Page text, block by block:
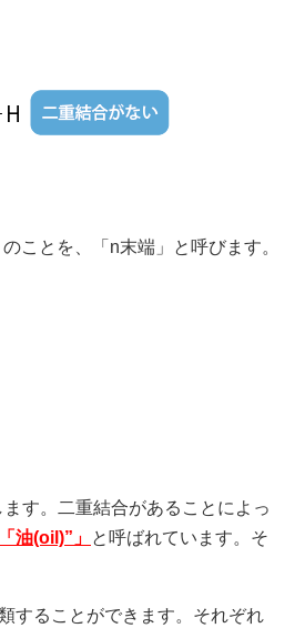
ことを、「n末端」と呼びます。
す。二重結合があることによっ
「油(oil)”」 と呼ばれています。そ
することができます。それぞれ